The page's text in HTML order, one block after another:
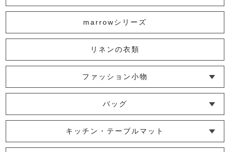
marrowシリーズ
リネンの衣類
ファッション小物
└ ショール・ストール
└ マスク
└ 靴下・アームカバー
バッグ
└ ポシェット・ショルダーバッグ
└ トートバッグ
└ 巾着バッグ
キッチン・テーブルマット